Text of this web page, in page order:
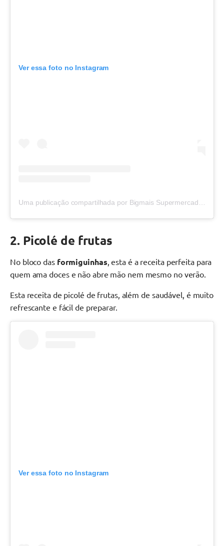
Ver essa foto no Instagram
2. Picolé de frutas
No bloco das formiguinhas , esta é a receita perfeita para
quem ama doces e não abre mão nem mesmo no verão.
Esta receita de picolé de frutas, além de saudável, é muito
refrescante e fácil de preparar.
Ver essa foto no Instagram